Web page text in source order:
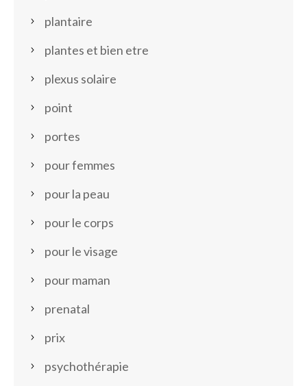
plantaire
plantes et bien etre
plexus solaire
point
portes
pour femmes
pour la peau
pour le corps
pour le visage
pour maman
prenatal
prix
psychothérapie